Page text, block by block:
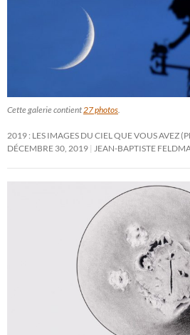
Cette galerie contient27 photos.
2019 : LES IMAGES DU CIEL QUE VOUS AVEZ
DÉCEMBRE 30, 2019 JEAN-BAPTISTE